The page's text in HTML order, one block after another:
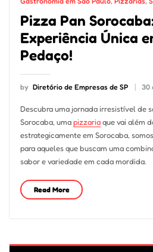
Pizza Pan
Experiência Única
Pedaço!
by Diretório de Empresas de SP 30
Descubra uma jornada irresistível de
Sorocaba, umapizzariaque vai além
estrategicamente em Sorocaba,
para aqueles que buscam uma
sabor e variedade em cada mordida.
Read More